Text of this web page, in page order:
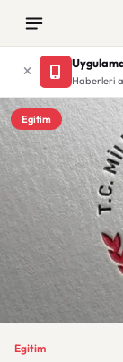
Haberleri
Egitim
Egitim